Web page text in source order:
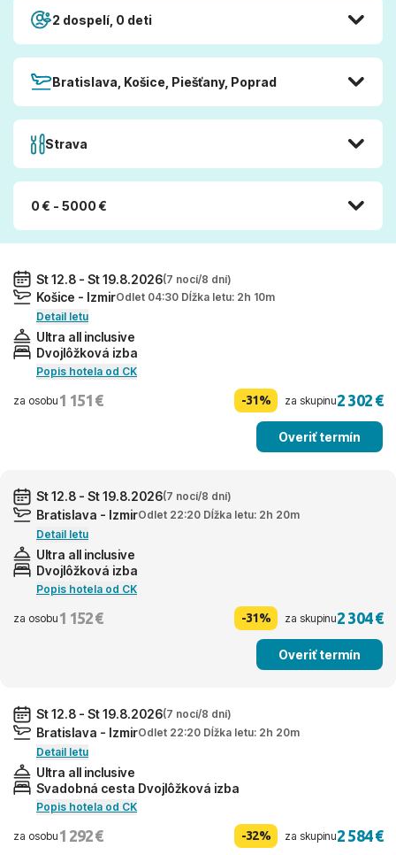
2 dospelí, 0 deti
Bratislava, Košice, Piešťany, Poprad
Strava
0 € - 5000 €
St 12.8 - St 19.8.2026(7 nocí/8 dní)
Košice - IzmirOdlet 04:30 Dĺžka letu: 2h 10m
Detail letu
Ultra all inclusive
Dvojlôžková izba
Popis hotela od CK
za osobu 1 151 € -31% za skupinu2 302 €
Overiť termín
St 12.8 - St 19.8.2026(7 nocí/8 dní)
Bratislava - IzmirOdlet 22:20 Dĺžka letu: 2h 20m
Detail letu
Ultra all inclusive
Dvojlôžková izba
Popis hotela od CK
za osobu 1 152 € -31% za skupinu2 304 €
Overiť termín
St 12.8 - St 19.8.2026(7 nocí/8 dní)
Bratislava - IzmirOdlet 22:20 Dĺžka letu: 2h 20m
Detail letu
Ultra all inclusive
Svadobná cesta Dvojlôžková izba
Popis hotela od CK
za osobu 1 292 € -32% za skupinu2 584 €